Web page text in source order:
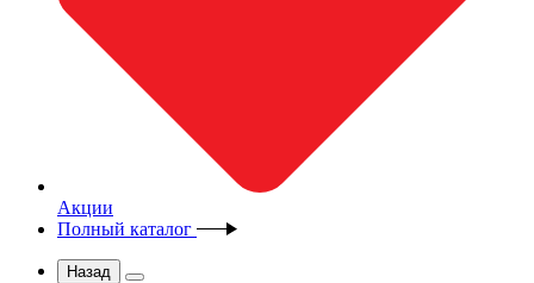
Акции
Полный каталог
Назад